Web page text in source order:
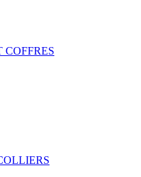
COFFRES